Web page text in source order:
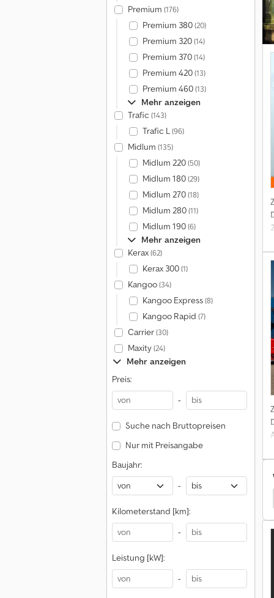
Premium (176)
Premium 380(20)
Premium 320(14)
Premium 370(14)
Premium 420(13)
Premium 460(13)
Mehr anzeigen
Trafic (143)
Trafic L(96)
Midlum (135)
Midlum 220(50)
Midlum 180(29)
Midlum 270(18)
Midlum 280(11)
Midlum 190(6)
Mehr anzeigen
Kerax(62)
Kerax 300(1)
Kangoo(34)
Kangoo Express(8)
Kangoo Rapid (7)
Carrier(30)
Maxity(24)
Mehr anzeigen
Preis:
-
Suche nach Bruttopreisen
Nur mit Preisangabe
Baujahr:
-
Kilometerstand [km]:
-
Leistung [kW]:
-
2
Kenworth Standard Sattelzugmaschine (Szm)